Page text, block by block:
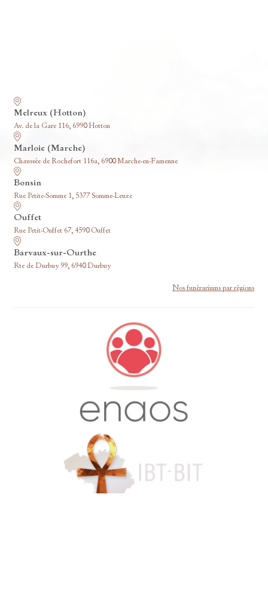
Melreux (Hotton)
Av. de la Gare 116, 6990 Hotton
Marloie (Marche)
Chaussée de Rochefort 116a, 6900 Marche-en-Famenne
Bonsin
Rue Petite-Somme 1, 5377 Somme-Leuze
Ouffet
Rue Petit-Ouffet 67, 4590 Ouffet
Barvaux-sur-Ourthe
Rte de Durbuy 99, 6940 Durbuy
Nos funérariums par régions